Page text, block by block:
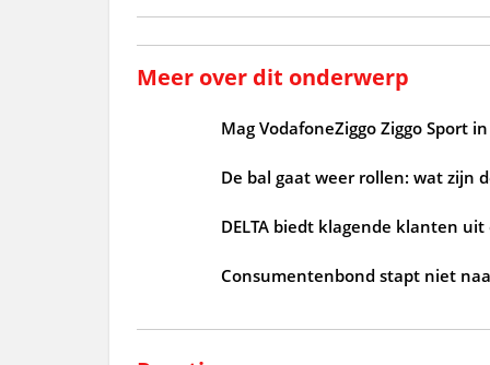
Meer over dit onderwerp
Mag VodafoneZiggo Ziggo Sport
De bal gaat weer rollen: wat zijn
DELTA biedt klagende klanten
Consumentenbond stapt niet